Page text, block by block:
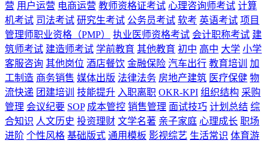
营 用户运营 电商运营 教师资格证考试 心理咨询师考试 计算
机考试 司法考试 研究生考试 公务员考试 软考 英语考试 项目
管理师职业资格（PMP）
执业医师资格考试 会计职称考试 建
筑师考试 建造师考试 学前教育 其他教育 初中 高中 大学 小学
客服咨询 其他岗位 酒店餐饮 金融保险 汽车出行 教育培训
加
工制造 商务销售 媒体出版 法律法务 房地产建筑 医疗保健 物
流快递 团建培训 技能提升 入职离职 OKR-KPI 组织结构 采购
管理 会议纪要 SOP 成本管控 销售管理 面试技巧 计划总结 综
合知识 人文历史 投资理财 文学名著 亲子家庭 心理成长 职场
进阶 个性风格 基础版式 通用模板 影视综艺 生活常识 体育游